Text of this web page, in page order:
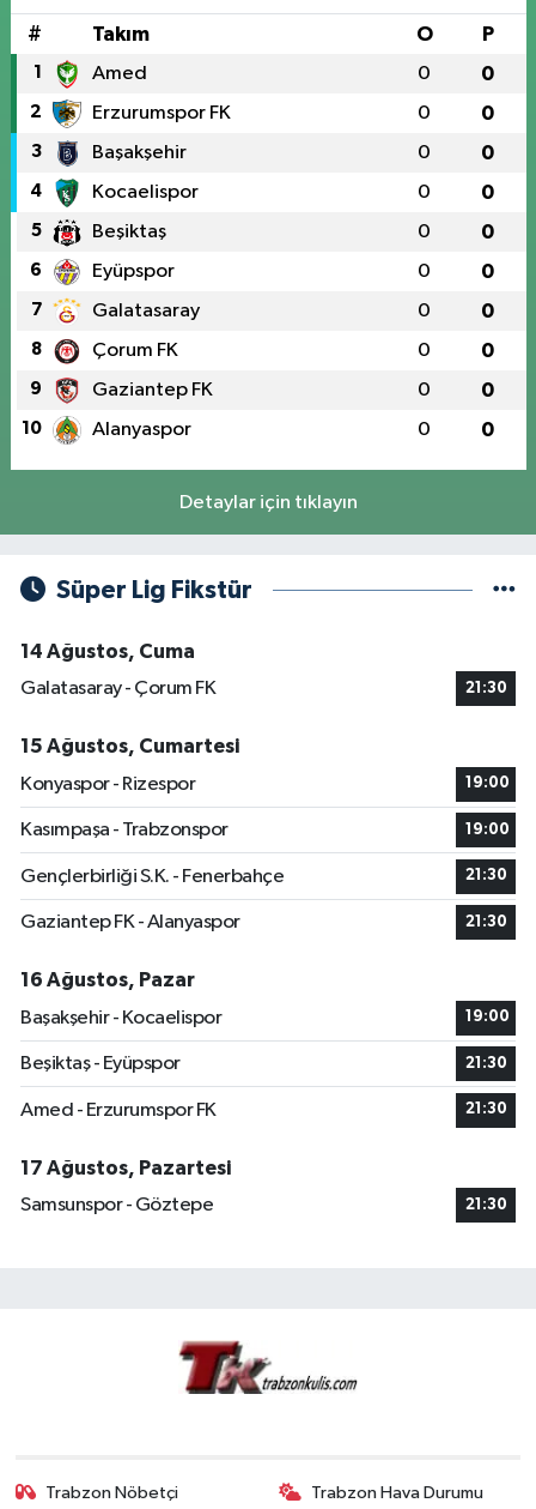
# Takım O P
1 Amed 0 0
2 Erzurumspor FK 0 0
3 Başakşehir 0 0
4 Kocaelispor 0 0
5 Beşiktaş 0 0
6 Eyüpspor 0 0
7 Galatasaray 0 0
8 Çorum FK 0 0
9 Gaziantep FK 0 0
10 Alanyaspor 0 0
Detaylar için tıklayın
Süper Lig Fikstür
14 Ağustos, Cuma
Galatasaray - Çorum FK
21:30
15 Ağustos, Cumartesi
Konyaspor - Rizespor
19:00
Kasımpaşa - Trabzonspor 19:00
Gençlerbirliği S.K. - Fenerbahçe 21:30
Gaziantep FK - Alanyaspor 21:30
16 Ağustos, Pazar
Başakşehir - Kocaelispor
19:00
Beşiktaş - Eyüpspor 21:30
Amed - Erzurumspor FK 21:30
17 Ağustos, Pazartesi
Samsunspor - Göztepe
21:30
Trabzon Nöbetçi Trabzon Hava Durumu